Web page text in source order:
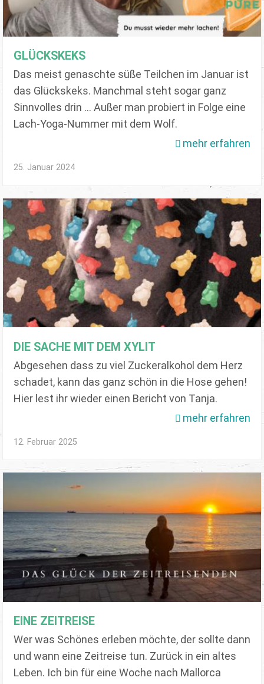
GLÜCKSKEKS
Das meist genaschte süße Teilchen im Januar ist
das Glückskeks. Manchmal steht sogar ganz
Sinnvolles drin ... Außer man probiert in Folge eine
Lach-Yoga-Nummer mit dem Wolf.
mehr erfahren
25. Januar 2024
DIE SACHE MIT DEM XYLIT
Abgesehen dass zu viel Zuckeralkohol dem Herz
schadet, kann das ganz schön in die Hose gehen!
Hier lest ihr wieder einen Bericht von Tanja.
mehr erfahren
12. Februar 2025
EINE ZEITREISE
Wer was Schönes erleben möchte, der sollte dann
und wann eine Zeitreise tun. Zurück in ein altes
Leben. Ich bin für eine Woche nach Mallorca